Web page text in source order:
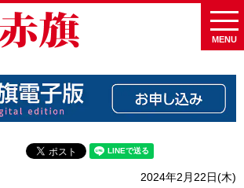
MENU
2024年2月22日(木)